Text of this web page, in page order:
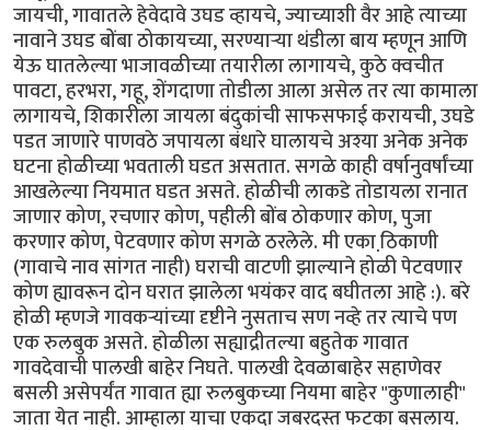
जायची, गावातले हेवेदावे उघड व्हायचे, ज्याच्याशी वैर आहे त्याच्या
नावाने उघड बोंबा ठोकायच्या, सरण्यार्‍या थंडीला बाय म्हणून आणि
येऊ घातलेल्या भाजावळीच्या तयारीला लागायचे, कुठे क्वचीत
पावटा, हरभरा, गहू, शेंगदाणा तोडीला आला असेल तर त्या कामाला
लागायचे, शिकारीला जायला बंदुकांची साफसफाई करायची, उघडे
पडत जाणारे पाणवठे जपायला बंधारे घालायचे अश्या अनेक अनेक
घटना होळीच्या भवताली घडत असतात. सगळे काही वर्षानुवर्षांच्या
आखलेल्या नियमात घडत असते. होळीची लाकडे तोडायला रानात
जाणार कोण, रचणार कोण, पहीली बोंब ठोकणार कोण, पुजा
करणार कोण, पेटवणार कोण सगळे ठरलेले. मी एका ठि़काणी
(गावाचे नाव सांगत नाही) घराची वाटणी झाल्याने होळी पेटवणार
कोण ह्यावरून दोन घरात झालेला भयंकर वाद बघीतला आहे :). बरे
होळी म्हणजे गावकर्‍यांच्या दृष्टीने नुसताच सण नव्हे तर त्याचे पण
एक रुलबुक असते. होळीला सह्याद्रीतल्या बहुतेक गावात
गावदेवाची पालखी बाहेर निघते. पालखी देवळाबाहेर सहाणेवर
बसली असेपर्यंत गावात ह्या रुलबुकच्या नियमा बाहेर "कुणालाही"
जाता येत नाही. आम्हाला याचा एकदा जबरदस्त फटका बसलाय.